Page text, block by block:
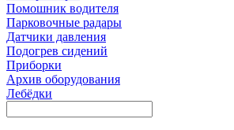
Помошник водителя
Парковочные радары
Датчики давления
Подогрев сидений
Приборки
Архив оборудования
Лебёдки